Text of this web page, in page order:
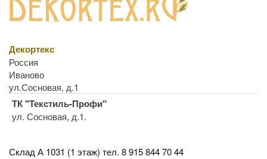
Декортекс
Россия
Иваново
ул.Сосновая, д.1
ТК "Текстиль-Профи"
ул. Сосновая, д.1.
Склад А 1031 (1 этаж) тел. 8 915 844 70 44